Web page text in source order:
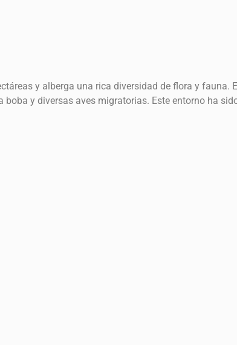
y alberga una rica diversidad de flora y
y diversas aves migratorias. Este entorno ha